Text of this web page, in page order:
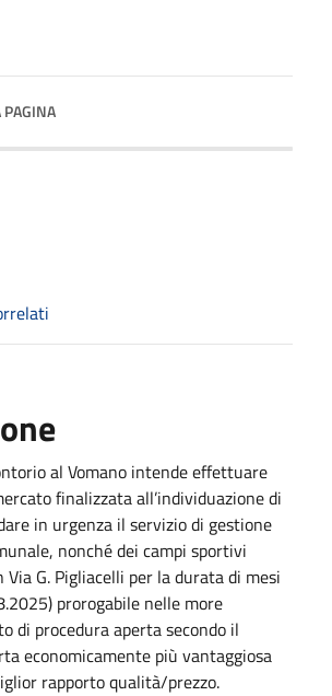
PAGINA
al Vomano intende effettuare
finalizzata all’individuazione di
in urgenza il servizio di gestione
nonché dei campi sportivi
G. Pigliacelli per la durata di mesi
prorogabile nelle more
di procedura aperta secondo il
economicamente più vantaggiosa
rapporto qualità/prezzo.